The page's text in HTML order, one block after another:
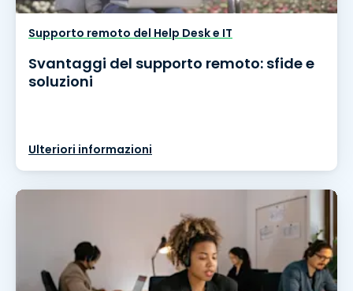
Supporto remoto del Help Desk e IT
Svantaggi del supporto remoto: sfide e
soluzioni
Ulteriori informazioni